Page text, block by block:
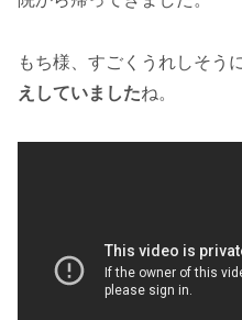
もち様、すごくうれしそう
えしていましたね。